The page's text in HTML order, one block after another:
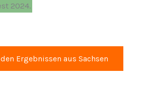
2024.
Ergebnissen aus Sachsen